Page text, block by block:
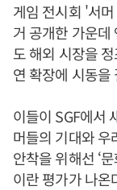
게임 전시회 '서
거 공개한 가운데
도 해외 시장을
연 확장에 시동을
이들이 SGF에서
머들의 기대와 우
안착을 위해선 ‘
이란 평가가 나온